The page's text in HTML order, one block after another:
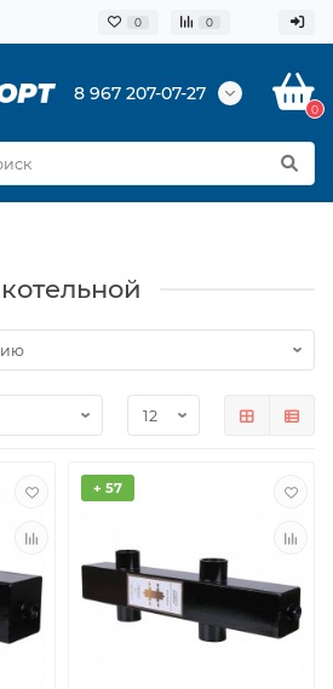
0 0
8 967 207-07-27
0
+ 57